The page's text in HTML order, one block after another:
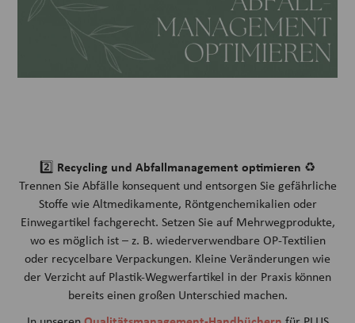
2️⃣ Recycling und Abfallmanagement optimieren ♻️
Trennen Sie Abfälle konsequent und entsorgen Sie gefährliche
Stoffe wie Altmedikamente, Röntgenchemikalien oder
Einwegartikel fachgerecht. Setzen Sie auf Mehrwegprodukte,
wo es möglich ist – z. B. wiederverwendbare OP-Textilien
oder recycelbare Verpackungen. Kleine Veränderungen wie
der Verzicht auf Plastik-Wegwerfartikel in der Praxis können
bereits einen großen Unterschied machen.